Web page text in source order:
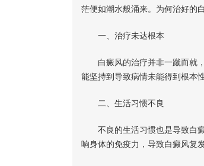
茫便如潮水般涌来。为何治好的
一、治疗未达根本
白癜风的治疗并非一蹴而就，
能坚持到导致病情未能得到根本
二、生活习惯不良
不良的生活习惯也是导致白癜
响身体的免疫力，导致白癜风复